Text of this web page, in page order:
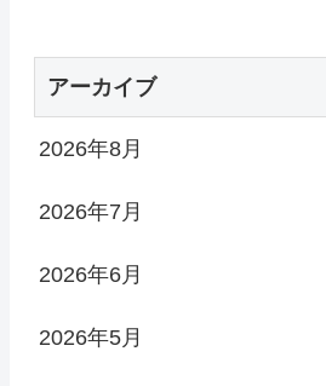
アーカイブ
2026年8月
2026年7月
2026年6月
2026年5月